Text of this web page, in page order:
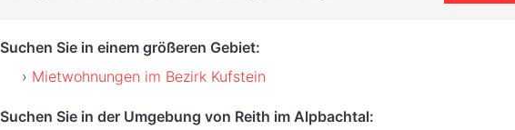
Suchen Sie in einem größeren Gebiet:
Mietwohnungen im Bezirk Kufstein
Suchen Sie in der Umgebung von Reith im Alpbachtal: